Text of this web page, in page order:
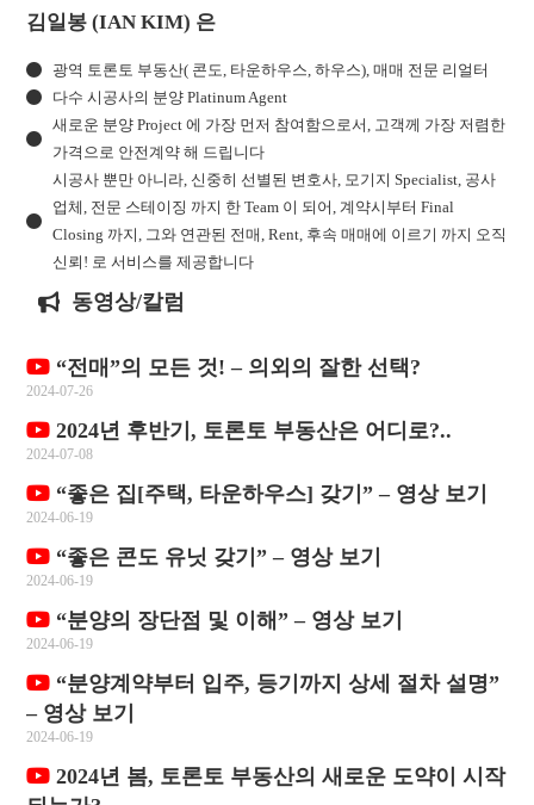
김일봉 (IAN KIM) 은
광역 토론토 부동산( 콘도, 타운하우스, 하우스), 매매 전문 리얼터
다수 시공사의 분양 Platinum Agent
새로운 분양 Project 에 가장 먼저 참여함으로서, 고객께 가장 저렴한
가격으로 안전계약 해 드립니다
시공사 뿐만 아니라, 신중히 선별된 변호사, 모기지 Specialist, 공사
업체, 전문 스테이징 까지 한 Team 이 되어, 계약시부터 Final
Closing 까지, 그와 연관된 전매, Rent, 후속 매매에 이르기 까지 오직
신뢰! 로 서비스를 제공합니다
동영상/칼럼
“전매”의 모든 것! – 의외의 잘한 선택?
2024-07-26
2024년 후반기, 토론토 부동산은 어디로?..
2024-07-08
“좋은 집[주택, 타운하우스] 갖기” – 영상 보기
2024-06-19
“좋은 콘도 유닛 갖기” – 영상 보기
2024-06-19
“분양의 장단점 및 이해” – 영상 보기
2024-06-19
“분양계약부터 입주, 등기까지 상세 절차 설명”
– 영상 보기
2024-06-19
2024년 봄, 토론토 부동산의 새로운 도약이 시작